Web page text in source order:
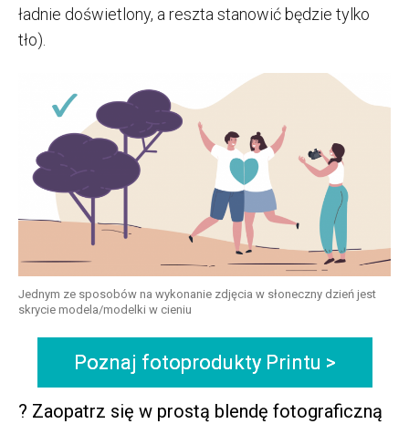
ładnie doświetlony, a reszta stanowić będzie tylko
tło).
Jednym ze sposobów na wykonanie zdjęcia w słoneczny dzień jest
skrycie modela/modelki w cieniu
Poznaj fotoprodukty Printu >
? Zaopatrz się w prostą blendę fotograficzną